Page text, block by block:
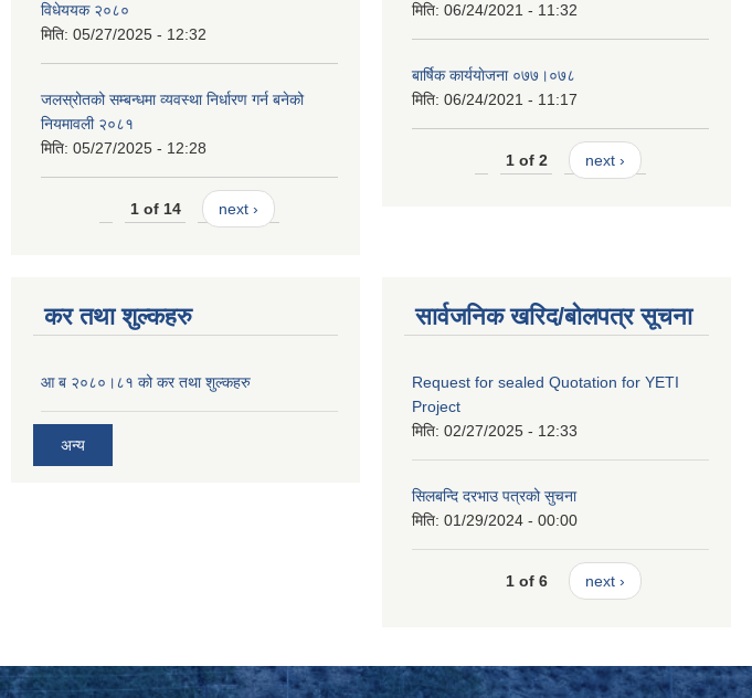
विधेययक २०८०
मिति: 05/27/2025 - 12:32
जलस्रोतको सम्बन्धमा व्यवस्था निर्धारण गर्न बनेको
नियमावली २०८१
मिति: 05/27/2025 - 12:28
1 of 14 next ›
मिति: 06/24/2021 - 11:32
बार्षिक कार्ययाेजना ०७७।०७८
मिति: 06/24/2021 - 11:17
1 of 2 next ›
कर तथा शुल्कहरु
आ ब २०८०।८१ को कर तथा शुल्कहरु
अन्य
सार्वजनिक खरिद/बोलपत्र सूचना
Request for sealed Quotation for YETI
Project
मिति: 02/27/2025 - 12:33
सिलबन्दि दरभाउ पत्रको सुचना
मिति: 01/29/2024 - 00:00
1 of 6 next ›